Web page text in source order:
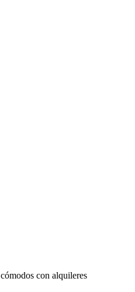
con alquileres